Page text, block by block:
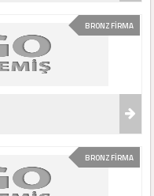
BRONZ FİRMA
BRONZ FİRMA